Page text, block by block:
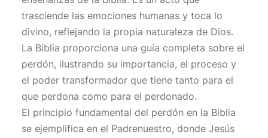
trasciende las emociones humanas y toca lo
divino, reflejando la propia naturaleza de Dios.
La Biblia proporciona una guía completa sobre el
perdón, ilustrando su importancia, el proceso y
el poder transformador que tiene tanto para el
que perdona como para el perdonado.
El principio fundamental del perdón en la Biblia
se ejemplifica en el Padrenuestro, donde Jesús